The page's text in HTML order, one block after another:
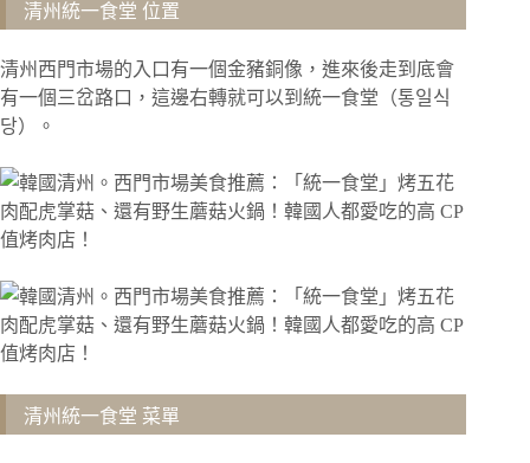
清州統一食堂 位置
清州西門市場的入口有一個金豬銅像，進來後走到底會
有一個三岔路口，這邊右轉就可以到統一食堂（통일식
당）。
清州統一食堂 菜單